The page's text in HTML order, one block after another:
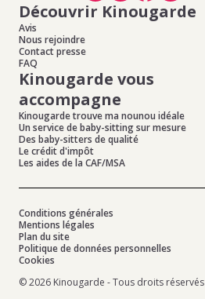
Découvrir Kinougarde
Avis
Nous rejoindre
Contact presse
FAQ
Kinougarde vous
accompagne
Kinougarde trouve ma nounou idéale
Un service de baby-sitting sur mesure
Des baby-sitters de qualité
Le crédit d'impôt
Les aides de la CAF/MSA
Conditions générales
Mentions légales
Plan du site
Politique de données personnelles
Cookies
© 2026 Kinougarde - Tous droits réservés